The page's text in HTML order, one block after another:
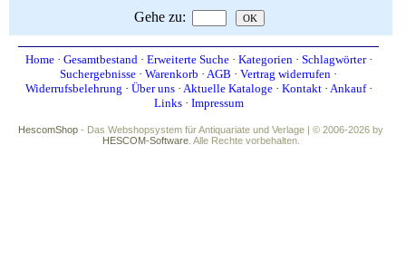
Gehe zu:
Home· Gesamtbestand· Erweiterte Suche· Kategorien· Schlagwörter·
Suchergebnisse · Warenkorb · AGB · Vertrag widerrufen ·
Widerrufsbelehrung · Über uns· Aktuelle Kataloge· Kontakt· Ankauf·
Links· Impressum
HescomShop - Das Webshopsystem für Antiquariate und Verlage | © 2006-2026 by
HESCOM-Software. Alle Rechte vorbehalten.